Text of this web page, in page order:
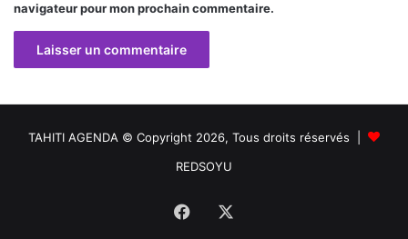
navigateur pour mon prochain commentaire.
TAHITI AGENDA © Copyright 2026, Tous droits réservés |
REDSOYU
Facebook